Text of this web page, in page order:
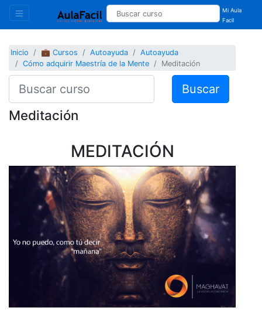
Mi Aula
Facil
Inicio 💼 Cursos Autoayuda
Autoayuda
Cómo adquirir Maestría de la Mente
Meditación
Buscar
Meditación
MEDITACIÓN